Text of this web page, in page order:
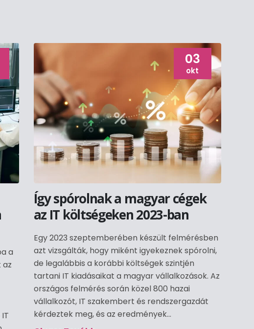
a
03
okt
Így spórolnak a magyar cégek
az IT költségeken 2023-ban
Egy 2023 szeptemberében készült felmérésben
azt vizsgálták, hogy miként igyekeznek spórolni,
de legalábbis a korábbi költségek szintjén
tartani IT kiadásaikat a magyar vállalkozások. Az
országos felmérés során közel 800 hazai
vállalkozót, IT szakembert és rendszergazdát
kérdeztek meg, és az eredmények...